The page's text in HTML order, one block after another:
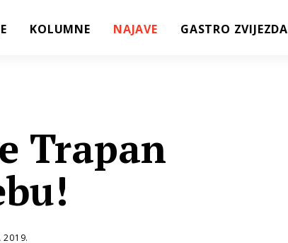
KOLUMNE NAJAVE GASTRO ZVIJEZDA
Trapan
2019.